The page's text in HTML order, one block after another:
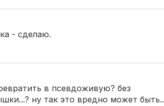
- сделаю.
в псевдоживую? без
ну так это вредно может быть..